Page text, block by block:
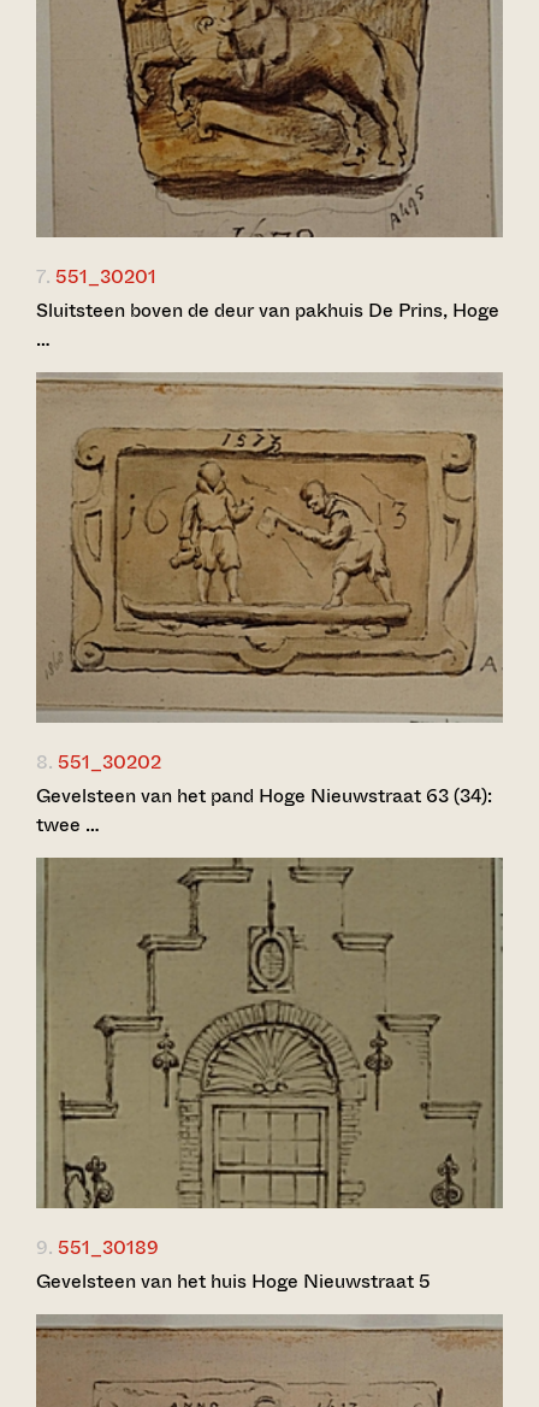
7. 551_30201
Sluitsteen boven de deur van pakhuis De Prins, Hoge
…
8. 551_30202
Gevelsteen van het pand Hoge Nieuwstraat 63 (34):
twee …
9. 551_30189
Gevelsteen van het huis Hoge Nieuwstraat 5